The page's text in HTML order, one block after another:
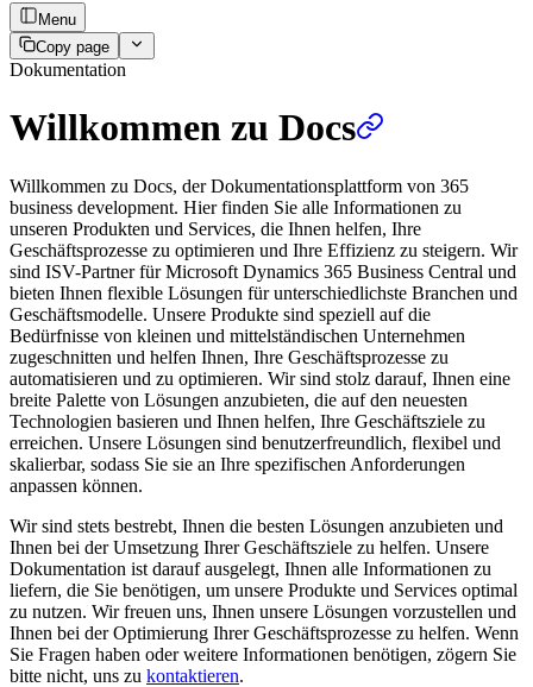
Menu
Copy page
Dokumentation
Willkommen zu Docs
Willkommen zu Docs, der Dokumentationsplattform von 365
business development. Hier finden Sie alle Informationen zu
unseren Produkten und Services, die Ihnen helfen, Ihre
Geschäftsprozesse zu optimieren und Ihre Effizienz zu steigern. Wir
sind ISV-Partner für Microsoft Dynamics 365 Business Central und
bieten Ihnen flexible Lösungen für unterschiedlichste Branchen und
Geschäftsmodelle. Unsere Produkte sind speziell auf die
Bedürfnisse von kleinen und mittelständischen Unternehmen
zugeschnitten und helfen Ihnen, Ihre Geschäftsprozesse zu
automatisieren und zu optimieren. Wir sind stolz darauf, Ihnen eine
breite Palette von Lösungen anzubieten, die auf den neuesten
Technologien basieren und Ihnen helfen, Ihre Geschäftsziele zu
erreichen. Unsere Lösungen sind benutzerfreundlich, flexibel und
skalierbar, sodass Sie sie an Ihre spezifischen Anforderungen
anpassen können.
Wir sind stets bestrebt, Ihnen die besten Lösungen anzubieten und
Ihnen bei der Umsetzung Ihrer Geschäftsziele zu helfen. Unsere
Dokumentation ist darauf ausgelegt, Ihnen alle Informationen zu
liefern, die Sie benötigen, um unsere Produkte und Services optimal
zu nutzen. Wir freuen uns, Ihnen unsere Lösungen vorzustellen und
Ihnen bei der Optimierung Ihrer Geschäftsprozesse zu helfen. Wenn
Sie Fragen haben oder weitere Informationen benötigen, zögern Sie
bitte nicht, uns zu kontaktieren.